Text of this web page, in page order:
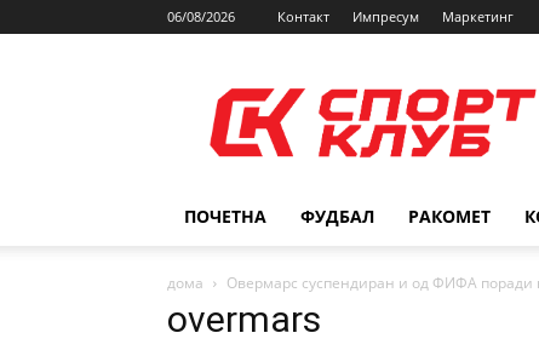
06/08/2026 Контакт Импресум Маркетинг
ПОЧЕТНА ФУДБАЛ РАКОМЕТ
дома Овермарс суспендиран и од ФИФА
overmars